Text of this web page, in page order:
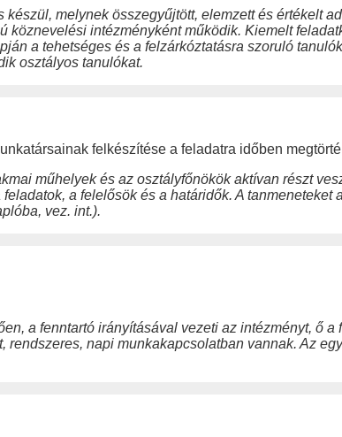
melynek összegyűjtött, elemzett és értékelt
intézményként működik. Kiemelt
a tehetséges és a felzárkóztatásra szoruló
osztályos tanulókat.
felkészítése a feladatra időben
műhelyek és az osztályfőnökök aktívan részt
a felelősök és a határidők. A
vez. int.).
a fenntartó irányításával vezeti az intézményt, ő
napi munkakapcsolatban vannak. Az